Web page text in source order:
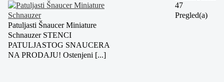
Patuljasti Šnaucer Miniature
Schnauzer STENCI
PATULJASTOG SNAUCERA
NA PRODAJU! Ostenjeni [...]
47
Pregled(a)